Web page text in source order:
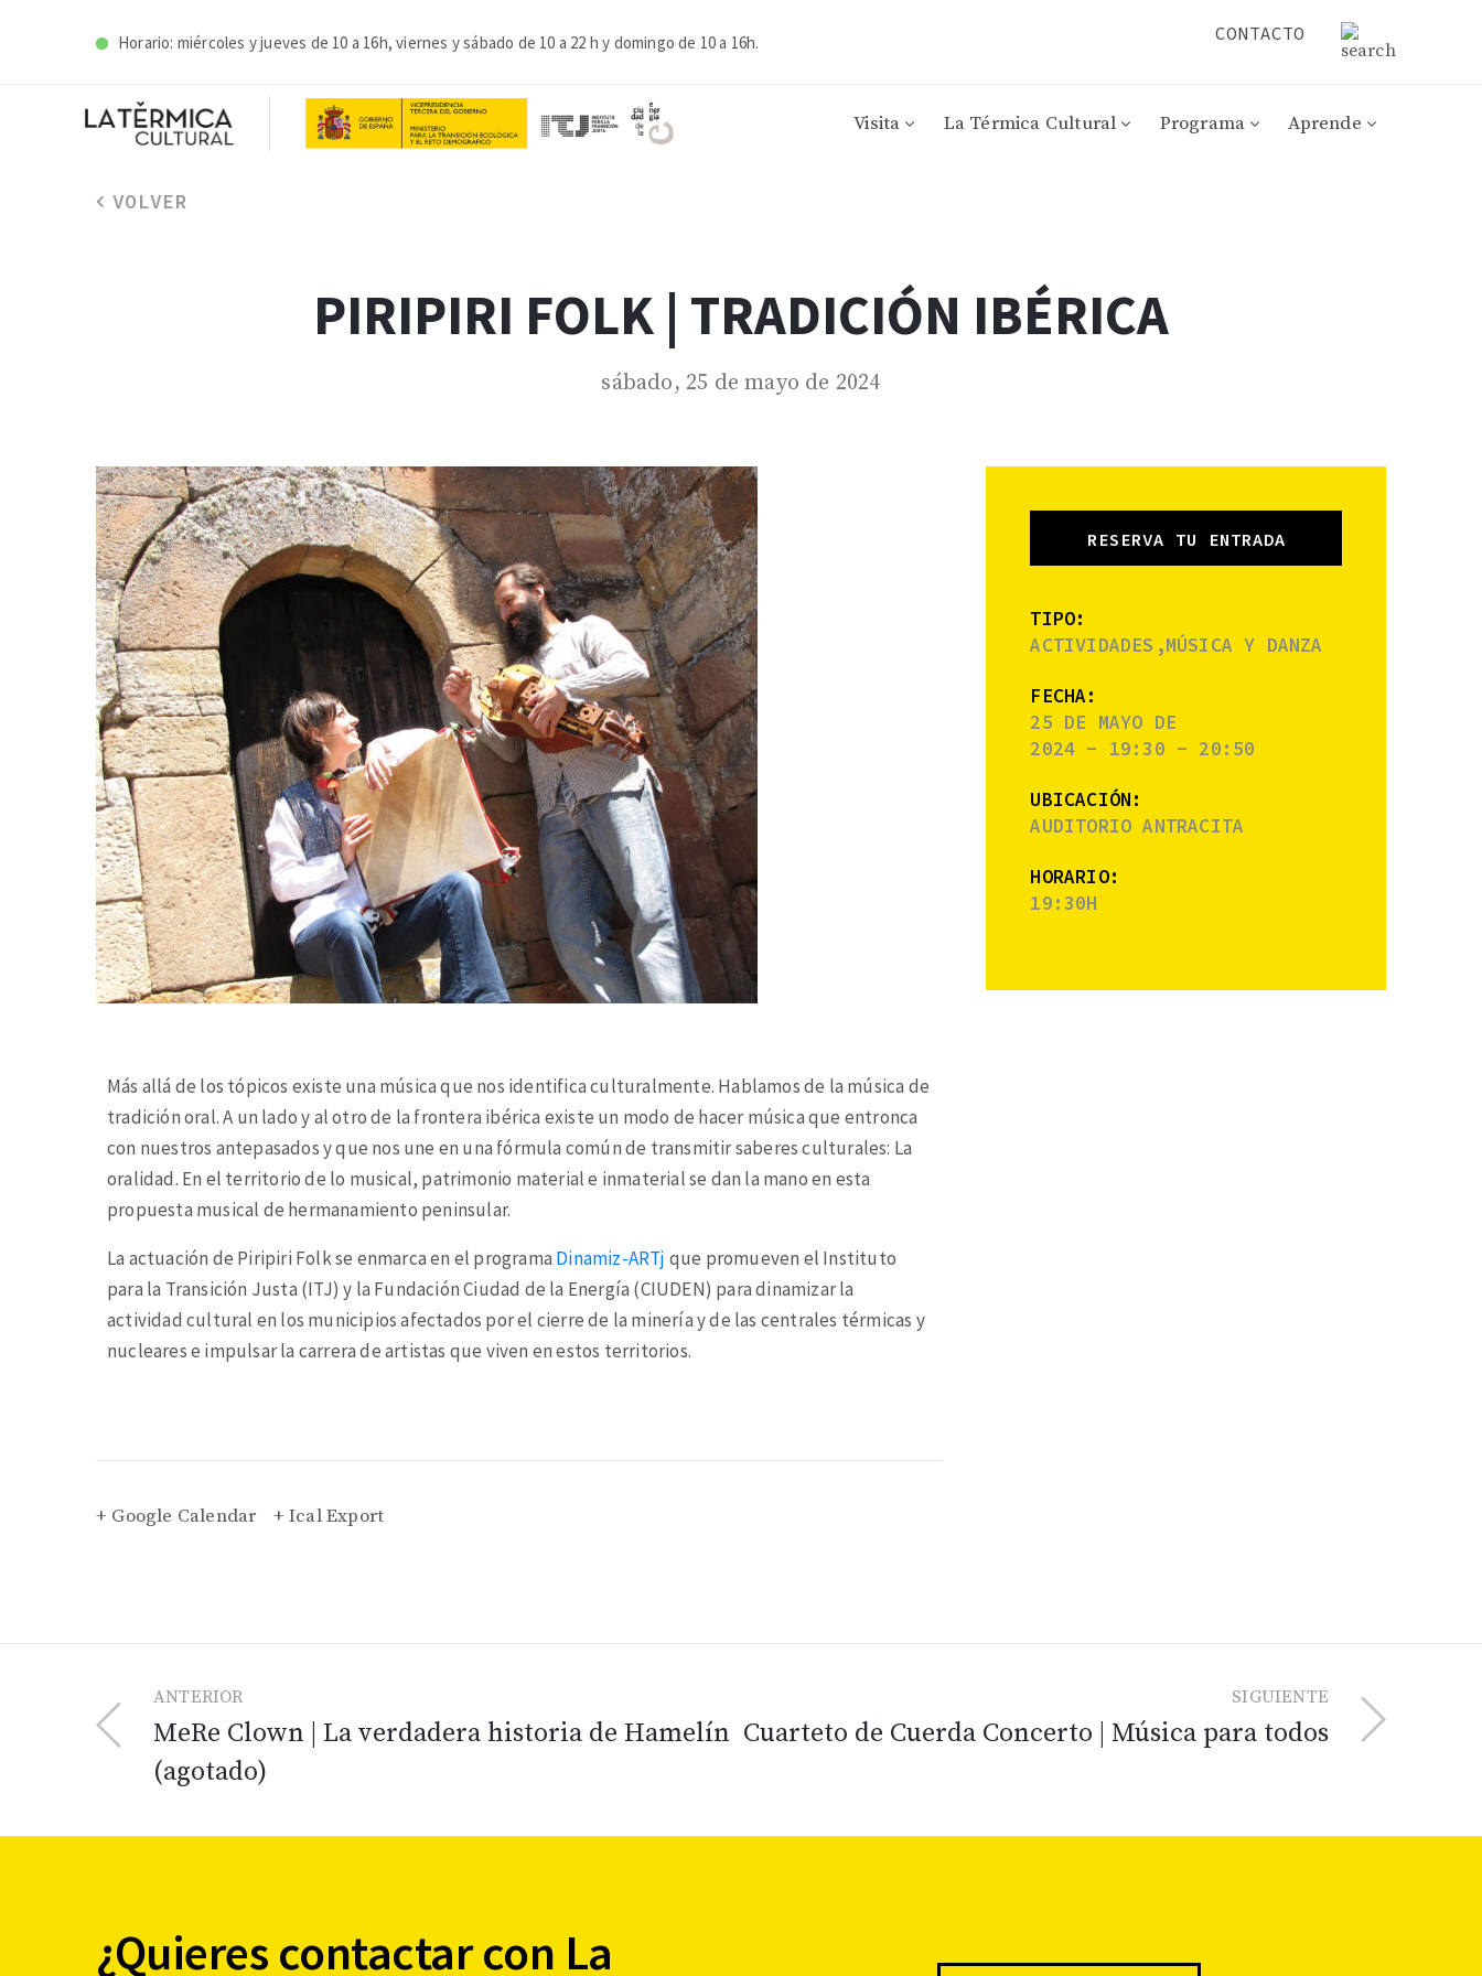
Horario: miércoles y jueves de 10 a 16h, viernes y sábado de 10 a 22 h y domingo de 10 a 16h. CONTACTO
Visita La Térmica Cultural Programa Aprende
VOLVER
PIRIPIRI FOLK | TRADICIÓN IBÉRICA
sábado, 25 de mayo de 2024
Más allá de los tópicos existe una música que nos identifica culturalmente. Hablamos de la música de
tradición oral. A un lado y al otro de la frontera ibérica existe un modo de hacer música que entronca
con nuestros antepasados y que nos une en una fórmula común de transmitir saberes culturales: La
oralidad. En el territorio de lo musical, patrimonio material e inmaterial se dan la mano en esta
propuesta musical de hermanamiento peninsular.
La actuación de Piripiri Folk se enmarca en el programa Dinamiz-ARTj que promueven el Instituto
para la Transición Justa (ITJ) y la Fundación Ciudad de la Energía (CIUDEN) para dinamizar la
actividad cultural en los municipios afectados por el cierre de la minería y de las centrales térmicas y
nucleares e impulsar la carrera de artistas que viven en estos territorios.
+ Google Calendar + Ical Export
RESERVA TU ENTRADA
TIPO:
ACTIVIDADES,MÚSICA Y DANZA
FECHA:
25 DE MAYO DE
2024 - 19:30 - 20:50
UBICACIÓN:
AUDITORIO ANTRACITA
HORARIO:
19:30H
ANTERIOR
MeRe Clown | La verdadera historia de Hamelín
(agotado)
SIGUIENTE
Cuarteto de Cuerda Concerto | Música para todos
¿Quieres contactar con La